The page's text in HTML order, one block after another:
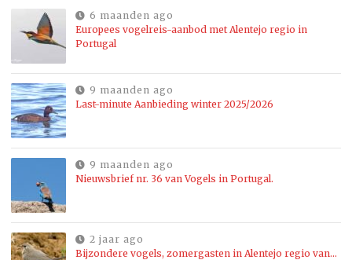
6 maanden ago
Europees vogelreis-aanbod met Alentejo regio in
Portugal
9 maanden ago
Last-minute Aanbieding winter 2025/2026
9 maanden ago
Nieuwsbrief nr. 36 van Vogels in Portugal.
2 jaar ago
Bijzondere vogels, zomergasten in Alentejo regio van…